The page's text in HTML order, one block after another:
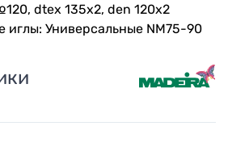
dtex 135x2, den 120x2
иглы: Универсальные NM75-90